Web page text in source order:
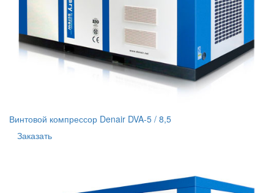
Винтовой компрессор Denair DVA-5 / 8,5
Заказать